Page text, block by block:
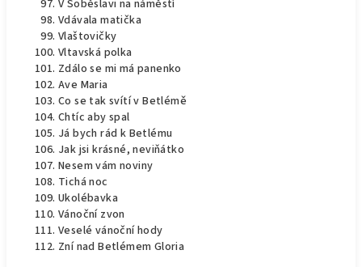
V Soběslavi na náměstí
Vdávala matička
Vlaštovičky
Vltavská polka
Zdálo se mi má panenko
Ave Maria
Co se tak svítí v Betlémě
Chtíc aby spal
Já bych rád k Betlému
Jak jsi krásné, neviňátko
Nesem vám noviny
Tichá noc
Ukolébavka
Vánoční zvon
Veselé vánoční hody
Zní nad Betlémem Gloria